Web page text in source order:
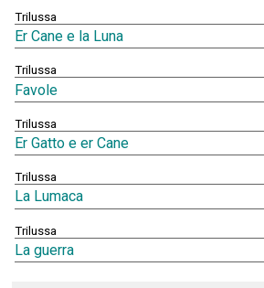
Trilussa
Er Cane e la Luna
Trilussa
Favole
Trilussa
Er Gatto e er Cane
Trilussa
La Lumaca
Trilussa
La guerra